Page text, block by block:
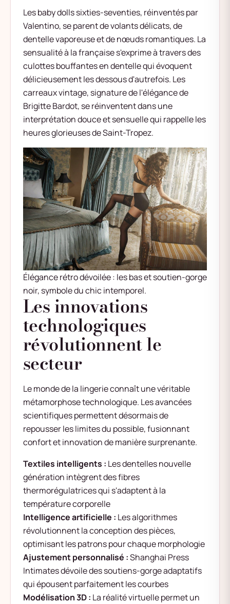
Les baby dolls sixties-seventies, réinventés par
Valentino, se parent de volants délicats, de
dentelle vaporeuse et de nœuds romantiques. La
sensualité à la française s'exprime à travers des
culottes bouffantes en dentelle qui évoquent
délicieusement les dessous d'autrefois. Les
carreaux vintage, signature de l'élégance de
Brigitte Bardot, se réinventent dans une
interprétation douce et sensuelle qui rappelle les
heures glorieuses de Saint-Tropez.
Élégance rétro dévoilée : les bas et soutien-gorge
noir, symbole du chic intemporel.
Les innovations
technologiques
révolutionnent le
secteur
Le monde de la lingerie connaît une véritable
métamorphose technologique. Les avancées
scientifiques permettent désormais de
repousser les limites du possible, fusionnant
confort et innovation de manière surprenante.
Textiles intelligents : Les dentelles nouvelle
génération intègrent des fibres
thermorégulatrices qui s'adaptent à la
température corporelle
Intelligence artificielle : Les algorithmes
révolutionnent la conception des pièces,
optimisant les patrons pour chaque morphologie
Ajustement personnalisé :Shanghai Press
Intimates dévoile des soutiens-gorge adaptatifs
qui épousent parfaitement les courbes
Modélisation 3D : La réalité virtuelle permet un